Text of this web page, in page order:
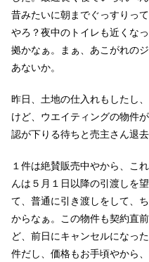
昔みたいに朝までぐっすりっ
やろ？夜中のトイレも近くな
拠かなぁ。まぁ、あこがれの
あないか。
昨日、土地の仕入れもしたし
けど、ウエイティングの物件
認が下りる待ちと売主さん退去
１件は絶賛販売中やから、こ
んは５月１日以降の引渡しを
て、普通に引き渡しをして、
からなぁ。この物件も契約直
ど、前日にキャンセルになっ
件だし、価格もお手頃やから